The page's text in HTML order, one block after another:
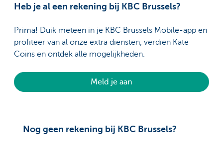
Heb je al een rekening bij KBC Brussels?
Prima! Duik meteen in je KBC Brussels Mobile-app en
profiteer van al onze extra diensten, verdien Kate
Coins en ontdek alle mogelijkheden.
Meld je aan
Nog geen rekening bij KBC Brussels?